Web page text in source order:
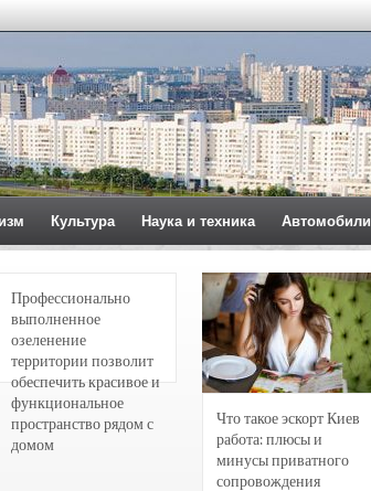
Культура Наука и техника Автомобили
Профессионально
выполненное
озеленение
территории позволит
обеспечить красивое и
функциональное
пространство рядом с
домом
Что такое эскорт Киев
работа: плюсы и
минусы приватного
сопровождения